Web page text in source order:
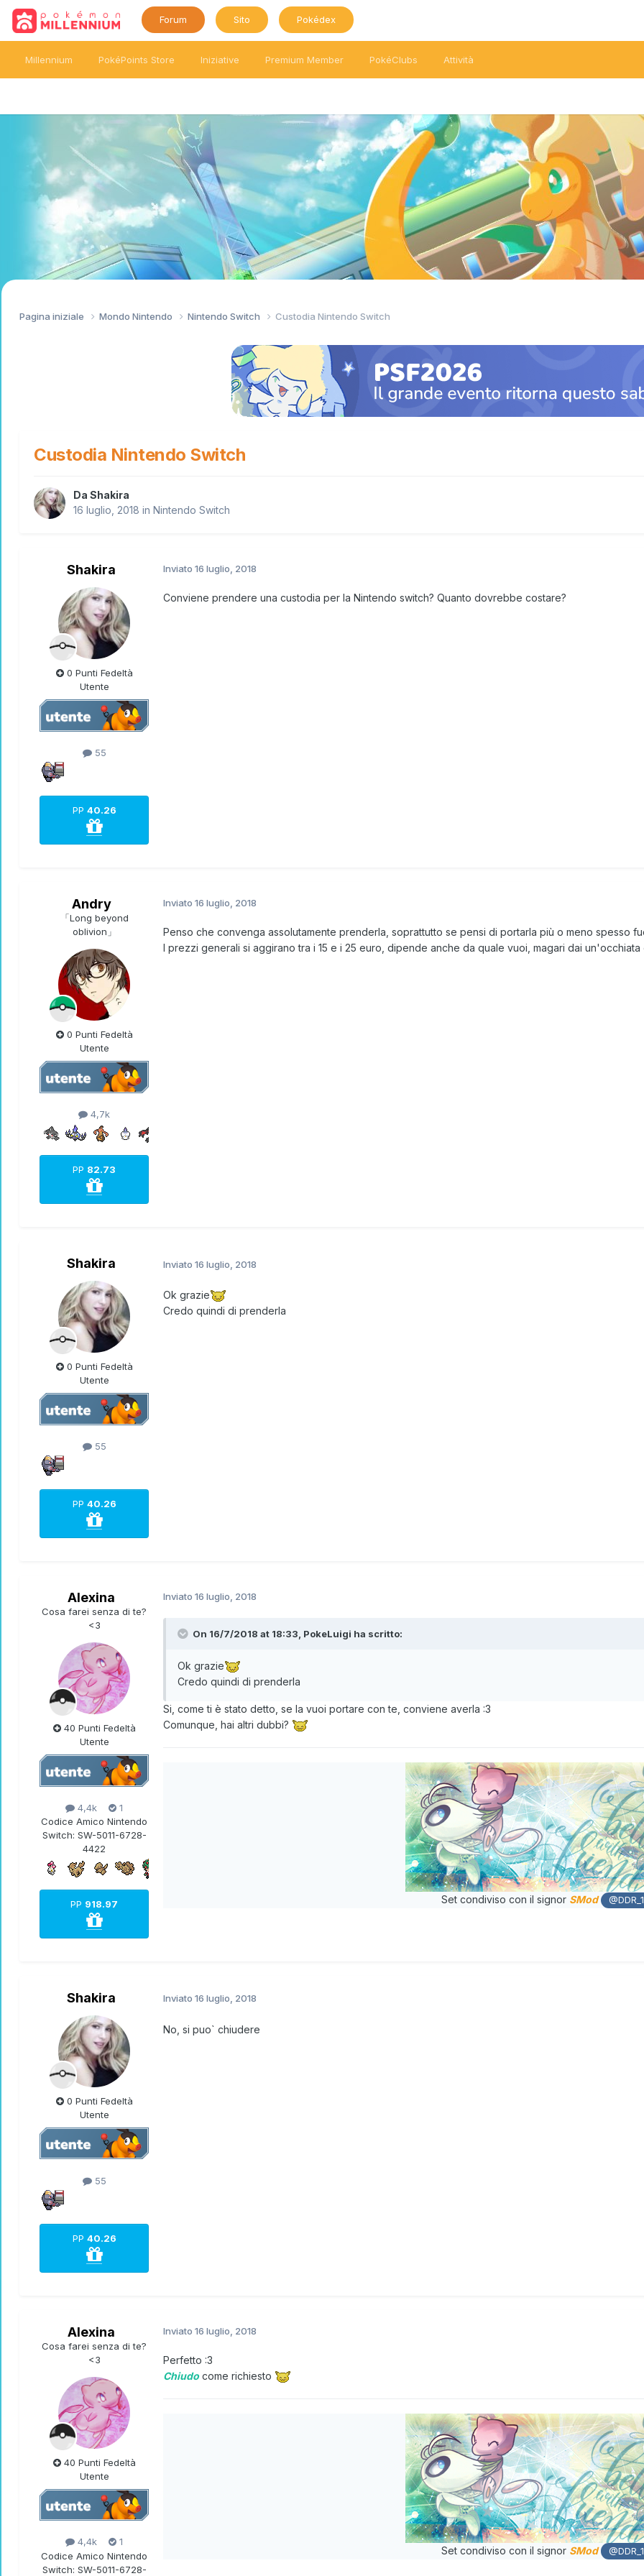
Forum Sito Pokédex
Millennium PokéPoints Store Iniziative Premium Member PokéClubs Attività
Pagina iniziale Mondo Nintendo Nintendo Switch Custodia Nintendo Switch
Custodia Nintendo Switch
Da Shakira
16 luglio, 2018 in Nintendo Switch
Shakira
0 Punti Fedeltà
Utente
55
PP 40.26
Inviato 16 luglio, 2018
Conviene prendere una custodia per la Nintendo switch? Quanto dovrebbe costare?
Andry
「Long beyond
oblivion」
0 Punti Fedeltà
Utente
4,7k
PP 82.73
Inviato 16 luglio, 2018
Penso che convenga assolutamente prenderla, soprattutto se pensi di portarla più o meno spesso
I prezzi generali si aggirano tra i 15 e i 25 euro, dipende anche da quale vuoi, magari dai
Shakira
0 Punti Fedeltà
Utente
55
PP 40.26
Inviato 16 luglio, 2018
Ok grazie
Credo quindi di prenderla
Alexina
Cosa farei senza di te?
<3
40 Punti Fedeltà
Utente
4,4k
1
Codice Amico Nintendo
Switch: SW-5011-6728-
4422
PP 918.97
Inviato 16 luglio, 2018
On 16/7/2018 at 18:33, PokeLuigi ha scritto:
Ok grazie
Credo quindi di prenderla
Si, come ti è stato detto, se la vuoi portare con te, conviene averla :3
Comunque, hai altri dubbi?
Set condiviso con il signor SMod
Shakira
0 Punti Fedeltà
Utente
55
PP 40.26
Inviato 16 luglio, 2018
No, si puo` chiudere
Alexina
Cosa farei senza di te?
<3
40 Punti Fedeltà
Utente
4,4k
1
Codice Amico Nintendo
Switch: SW-5011-6728-
Inviato 16 luglio, 2018
Perfetto :3
Chiudo come richiesto
Set condiviso con il signor SMod